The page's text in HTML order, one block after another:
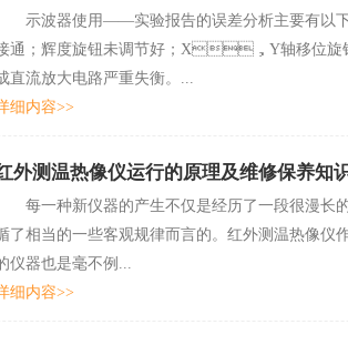
示波器使用——实验报告的误差分析主要有以
通；辉度旋钮未调节好；X，Y轴移位旋
直流放大电路严重失衡。...
细内容>>
外测温热像仪运行的原理及维修保养知
每一种新仪器的产生不仅是经历了一段很漫长的探
了相当的一些客观规律而言的。红外测温热
仪器也是毫不例...
细内容>>